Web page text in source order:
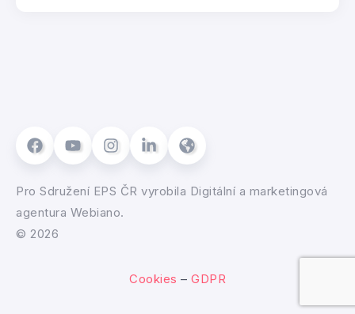
Pro Sdružení EPS ČR vyrobila Digitální a marketingová
agentura Webiano.
© 2026
Cookies – GDPR